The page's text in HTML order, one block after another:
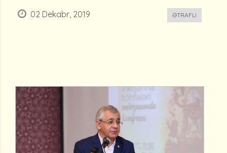
02 Dekabr, 2019 ƏTRAFLI